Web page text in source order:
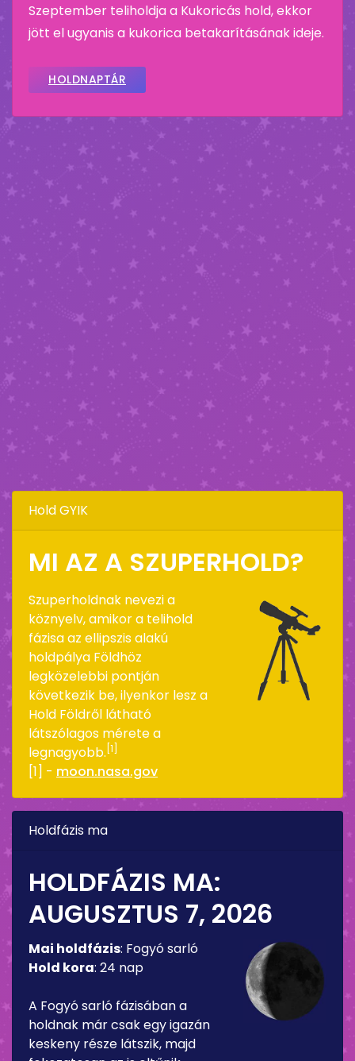
Szeptember teliholdja a Kukoricás hold, ekkor
jött el ugyanis a kukorica betakarításának ideje.
HOLDNAPTÁR
Hold GYIK
MI AZ A SZUPERHOLD?
Szuperholdnak nevezi a
köznyelv, amikor a telihold
fázisa az ellipszis alakú
holdpálya Földhöz
legközelebbi pontján
következik be, ilyenkor lesz a
Hold Földről látható
látszólagos mérete a
legnagyobb. [1]
[1] - moon.nasa.gov
Holdfázis ma
HOLDFÁZIS MA:
AUGUSZTUS 7, 2026
Mai holdfázis: Fogyó sarló
Hold kora: 24 nap
A Fogyó sarló fázisában a
holdnak már csak egy igazán
keskeny része látszik, majd